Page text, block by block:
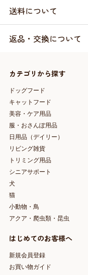
送料について
返品・交換について
カテゴリから探す
ドッグフード
キャットフード
美容・ケア用品
服・おさんぽ用品
日用品（デイリー）
リビング雑貨
トリミング用品
シニアサポート
犬
猫
小動物・鳥
アクア・爬虫類・昆虫
はじめてのお客様へ
新規会員登録
お買い物ガイド